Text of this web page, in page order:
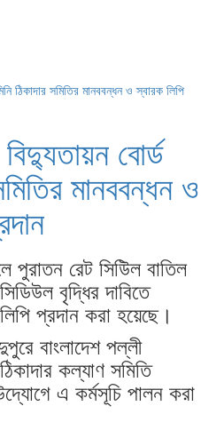
বোর্ড
মানববন্ধন ও
পুরাতন রেট সিউিল বাতিল
বৃদ্ধির দাবিতে
প্রদান করা হয়েছে।
বাংলাদেশ পল্লী
কল্যাণ সমিতি
এ কর্মসূচি পালন করা